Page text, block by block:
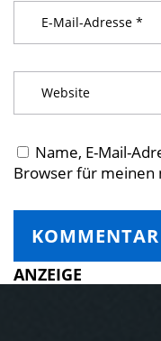
Name, E-Mail-
Browser für meinen
ANZEIGE